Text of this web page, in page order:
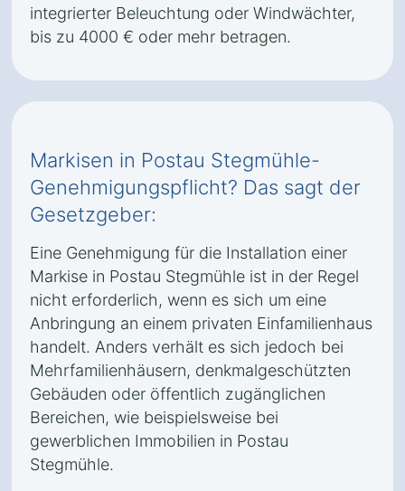
integrierter Beleuchtung oder Windwächter,
bis zu 4000 € oder mehr betragen.
Markisen in Postau Stegmühle-
Genehmigungspflicht? Das sagt der
Gesetzgeber:
Eine Genehmigung für die Installation einer
Markise in Postau Stegmühle ist in der Regel
nicht erforderlich, wenn es sich um eine
Anbringung an einem privaten Einfamilienhaus
handelt. Anders verhält es sich jedoch bei
Mehrfamilienhäusern, denkmalgeschützten
Gebäuden oder öffentlich zugänglichen
Bereichen, wie beispielsweise bei
gewerblichen Immobilien in Postau
Stegmühle.